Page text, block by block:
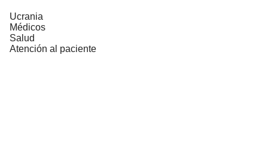
Ucrania
Médicos
Salud
Atención al paciente